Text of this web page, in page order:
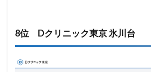
8位 Dクリニック東京 氷川台